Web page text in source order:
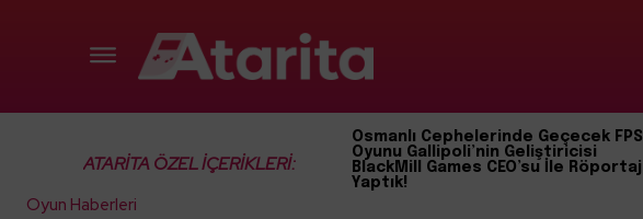
ATARİTA ÖZEL İÇERİKLERİ:
Osmanlı Cephelerinde Geçecek FPS
Oyunu Gallipoli’nin Geliştiricisi
BlackMill Games CEO’su İle Röportaj
Yaptık!
Oyun Haberleri